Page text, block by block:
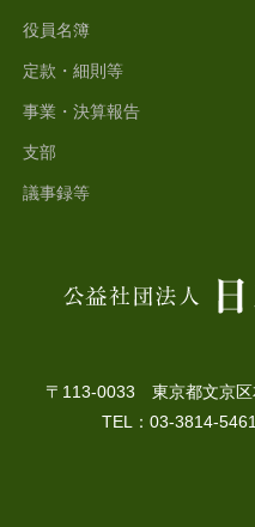
役員名簿
定款・細則等
事業・決算報告
支部
議事録等
〒113-0033 東京都文京
TEL：03-3814-